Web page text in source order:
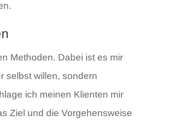
Methoden. Dabei ist es mir
selbst willen, sondern
ich meinen Klienten mir
Ziel und die Vorgehensweise